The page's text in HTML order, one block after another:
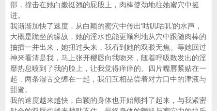
部，撞击在她白嫩挺翘的屁股上，肉棒使劲地往她蜜穴中挺
进。
我渐渐加快了速度，从白颖的蜜穴中传出‘咕叽咕叽’的水声，
大概是跪坐的缘故，她的淫水也能更顺利地从穴中跟随肉棒的
抽插一并出来，她扭过头来，我看到她的双眼无焦。等她回过
神来看清是我，马上张开樱唇向我吻来，随着呼吸散发出的淫
靡热息喷到了我的脸上，让我觉得痒痒的。四片嘴唇紧贴在一
起，两条湿舌交缠在一起，我们互相品尝着对方口中的津液与
甜蜜。
我的速度越来越快，白颖的身体也开始颤抖了起来，与我紧密